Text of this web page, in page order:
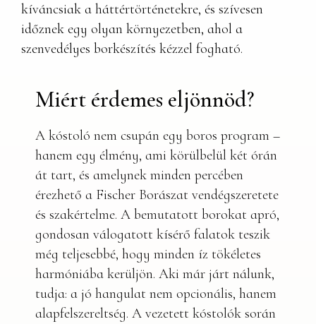
kíváncsiak a háttértörténetekre, és szívesen
időznek egy olyan környezetben, ahol a
szenvedélyes borkészítés kézzel fogható.
Miért érdemes eljönnöd?
A kóstoló nem csupán egy boros program –
hanem egy élmény, ami körülbelül két órán
át tart, és amelynek minden percében
érezhető a Fischer Borászat vendégszeretete
és szakértelme. A bemutatott borokat apró,
gondosan válogatott kísérő falatok teszik
még teljesebbé, hogy minden íz tökéletes
harmóniába kerüljön. Aki már járt nálunk,
tudja: a jó hangulat nem opcionális, hanem
alapfelszereltség. A vezetett kóstolók során